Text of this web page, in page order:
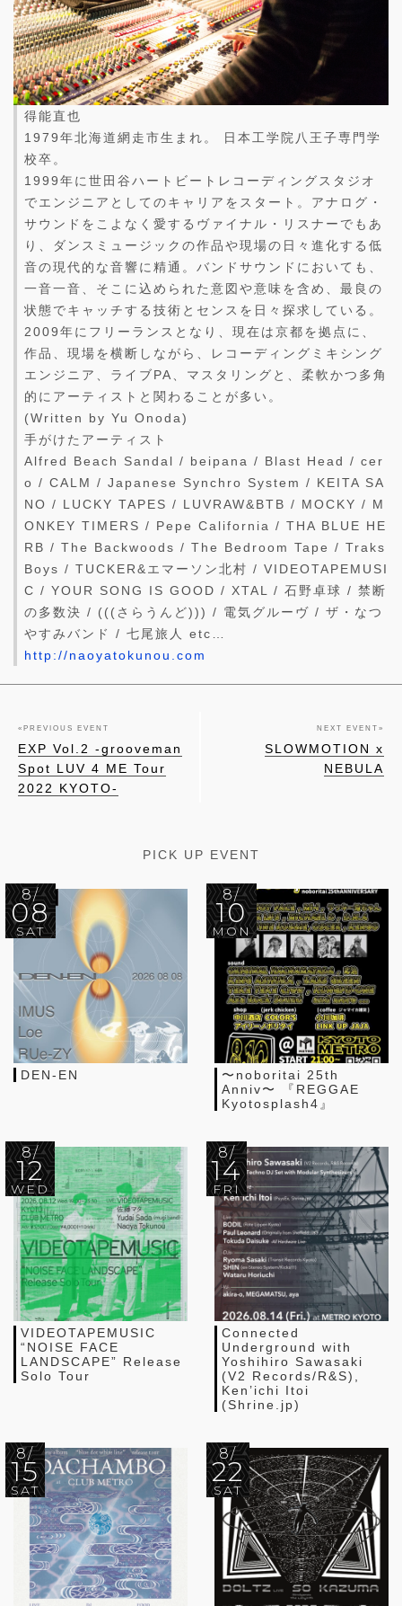
得能直也
1979年北海道網走市生まれ。 日本工学院八王子専門学
校卒。
1999年に世田谷ハートビートレコーディングスタジオ
でエンジニアとしてのキャリアをスタート。アナログ・
サウンドをこよなく愛するヴァイナル・リスナーでもあ
り、ダンスミュージックの作品や現場の日々進化する低
音の現代的な音響に精通。バンドサウンドにおいても、
一音一音、そこに込められた意図や意味を含め、最良の
状態でキャッチする技術とセンスを日々探求している。
2009年にフリーランスとなり、現在は京都を拠点に、
作品、現場を横断しながら、レコーディングミキシング
エンジニア、ライブPA、マスタリングと、柔軟かつ多角
的にアーティストと関わることが多い。
(Written by Yu Onoda)
手がけたアーティスト
Alfred Beach Sandal / beipana / Blast Head / cer
o / CALM / Japanese Synchro System / KEITA SA
NO / LUCKY TAPES / LUVRAW&BTB / MOCKY / M
ONKEY TIMERS / Pepe California / THA BLUE HE
RB / The Backwoods / The Bedroom Tape / Traks
Boys / TUCKER&エマーソン北村 / VIDEOTAPEMUSI
C / YOUR SONG IS GOOD / XTAL / 石野卓球 / 禁断
の多数決 / (((さらうんど))) / 電気グルーヴ / ザ・なつ
やすみバンド / 七尾旅人 etc…
http://naoyatokunou.com
« PREVIOUS EVENT
EXP Vol.2 -grooveman
Spot LUV 4 ME Tour
2022 KYOTO-
NEXT EVENT »
SLOWMOTION x
NEBULA
PICK UP EVENT
8/
08
SAT
DEN-EN
8/
10
MON
〜noboritai 25th
Anniv〜 『REGGAE
Kyotosplash4』
8/
12
WED
VIDEOTAPEMUSIC
“NOISE FACE
LANDSCAPE” Release
Solo Tour
8/
14
FRI
Connected
Underground with
Yoshihiro Sawasaki
(V2 Records/R&S),
Ken’ichi Itoi
(Shrine.jp)
8/
15
SAT
8/
22
SAT